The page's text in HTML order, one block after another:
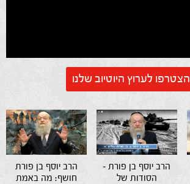
הצטרפו לערוץ היוטיוב שלנו
הרב יוסף בן פורת
חושף: מה באמת
הרב יוסף בן פורת –
הסודות של